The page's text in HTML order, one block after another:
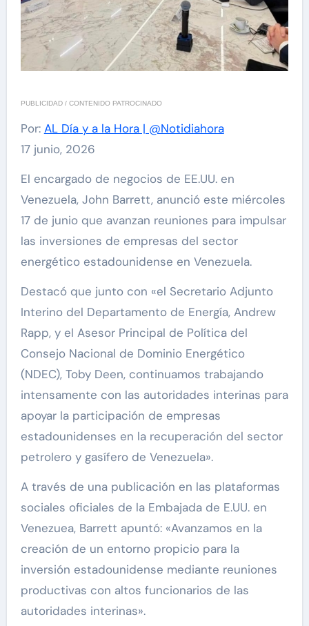
PUBLICIDAD / CONTENIDO PATROCINADO
Por: AL Día y a la Hora | @Notidiahora
17 junio, 2026
El encargado de negocios de EE.UU. en
Venezuela, John Barrett, anunció este miércoles
17 de junio que avanzan reuniones para impulsar
las inversiones de empresas del sector
energético estadounidense en Venezuela.
Destacó que junto con «el Secretario Adjunto
Interino del Departamento de Energía, Andrew
Rapp, y el Asesor Principal de Política del
Consejo Nacional de Dominio Energético
(NDEC), Toby Deen, continuamos trabajando
intensamente con las autoridades interinas para
apoyar la participación de empresas
estadounidenses en la recuperación del sector
petrolero y gasífero de Venezuela».
A través de una publicación en las plataformas
sociales oficiales de la Embajada de E.UU. en
Venezuea, Barrett apuntó: «Avanzamos en la
creación de un entorno propicio para la
inversión estadounidense mediante reuniones
productivas con altos funcionarios de las
autoridades interinas».